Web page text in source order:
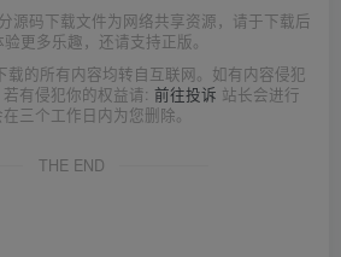
源码下载文件为网络共享资源，请于下载后
更多乐趣，还请支持正版。
载的所有内容均转自互联网。如有内容侵犯
有侵犯你的权益请: 前往投诉 站长会进行
三个工作日内为您删除。
THE END